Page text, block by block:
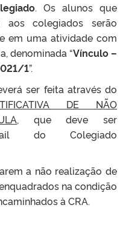
. Os alunos que
aos colegiados serão
em uma atividade com
denominada “Vínculo –
1”.
ser feita através do
DE NÃO
, que deve ser
do Colegiado
a não realização de
na condição
à CRA.